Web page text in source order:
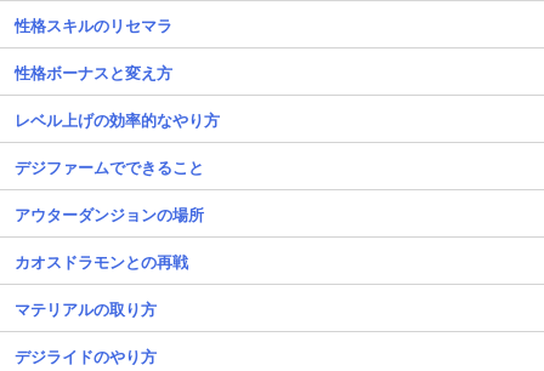
性格スキルのリセマラ
性格ボーナスと変え方
レベル上げの効率的なやり方
デジファームでできること
アウターダンジョンの場所
カオスドラモンとの再戦
マテリアルの取り方
デジライドのやり方